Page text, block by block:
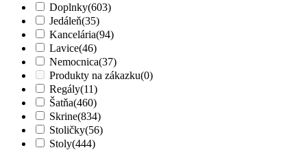
Doplnky(603)
Jedáleň(35)
Kancelária(94)
Lavice(46)
Nemocnica(37)
Produkty na zákazku(0)
Regály(11)
Šatňa(460)
Skrine(834)
Stoličky(56)
Stoly(444)